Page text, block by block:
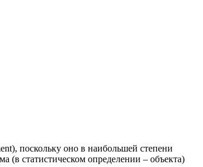
поскольку оно в наибольшей степени
(в статистическом определении – объекта)